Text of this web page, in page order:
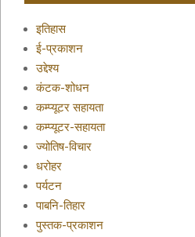
इतिहास
ई-प्रकाशन
उद्देश्य
कंटक-शोधन
कम्प्यूटर सहायता
कम्प्यूटर-सहायता
ज्योतिष-विचार
धरोहर
पर्यटन
पाबनि-तिहार
पुस्तक-प्रकाशन